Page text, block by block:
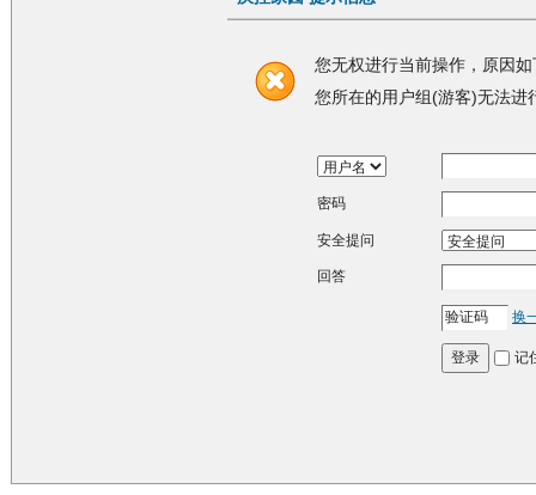
您无权进行当前操作，原因如
您所在的用户组(游客)无法进
密码
安全提问
回答
换
登录 记